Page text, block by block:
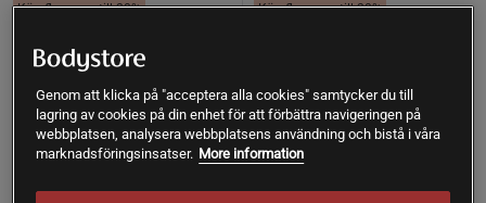
Köp fler - upp till 20% Köp fler - upp till 20%
Genom att klicka på "acceptera alla cookies" samtycker du till
lagring av cookies på din enhet för att förbättra navigeringen på
webbplatsen, analysera webbplatsens användning och bistå i våra
marknadsföringsinsatser. More information